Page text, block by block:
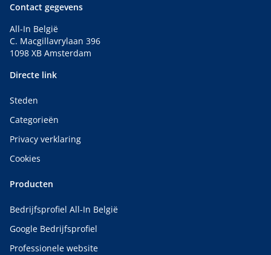
Contact gegevens
All-In België
C. Macgillavrylaan 396
1098 XB Amsterdam
Directe link
Steden
Categorieën
Privacy verklaring
Cookies
Producten
Bedrijfsprofiel All-In België
Google Bedrijfsprofiel
Professionele website